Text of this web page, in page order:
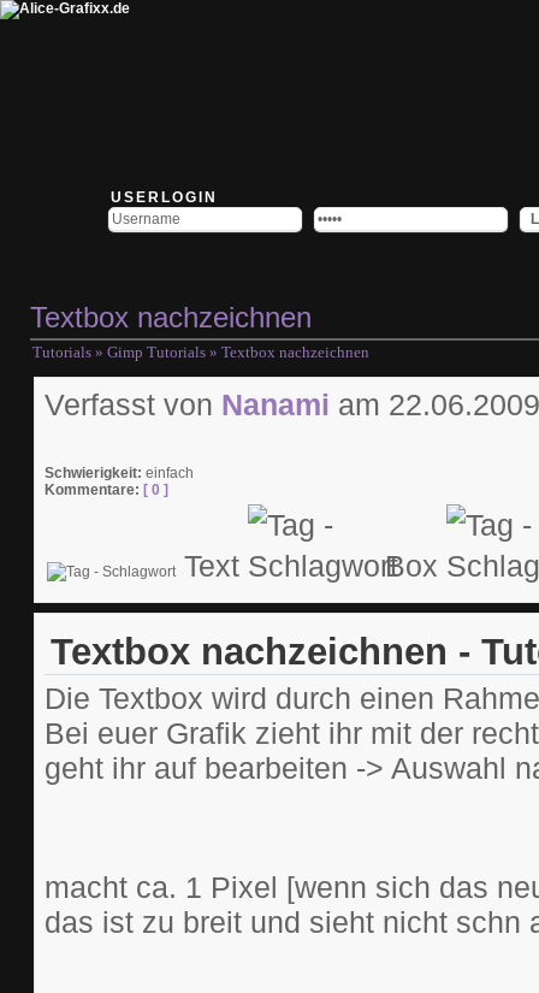
USERLOGIN
Textbox nachzeichnen
Tutorials » Gimp Tutorials » Textbox nachzeichnen
Verfasst von Nanami am
Schwierigkeit: einfach
Kommentare: [ 0 ]
Text Box
Textbox nachzeichnen -
Die Textbox wird durch einen
Bei euer Grafik zieht ihr mit der
geht ihr auf bearbeiten -> Auswahl
macht ca. 1 Pixel [wenn sich das
das ist zu breit und sieht nicht schn